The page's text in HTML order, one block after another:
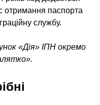
отримання паспорта
службу.
«Дія» ІПН окремо